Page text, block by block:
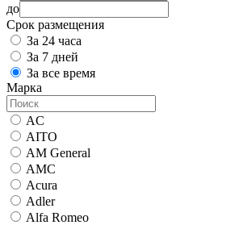
до
Срок размещения
За 24 часа
За 7 дней
За все время
Марка
AC
AITO
AM General
AMC
Acura
Adler
Alfa Romeo